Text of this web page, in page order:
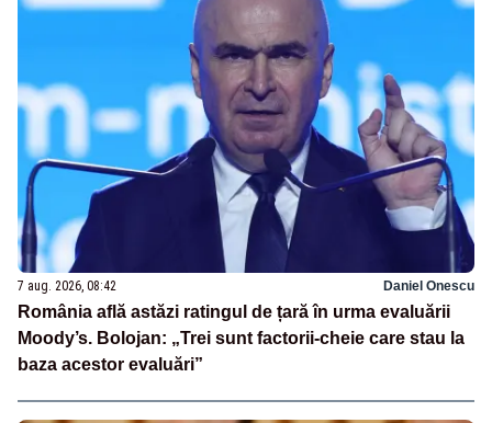
7 aug. 2026, 08:42 Daniel Onescu
România află astăzi ratingul de țară în urma evaluării
Moody’s. Bolojan: „Trei sunt factorii-cheie care stau la
baza acestor evaluări”